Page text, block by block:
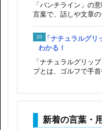
「パンチライン」の
言葉で、話しや文章の
「ナチュラルグ
わかる！
「ナチュラルグリッ
プとは、ゴルフで手首
新着の言葉・